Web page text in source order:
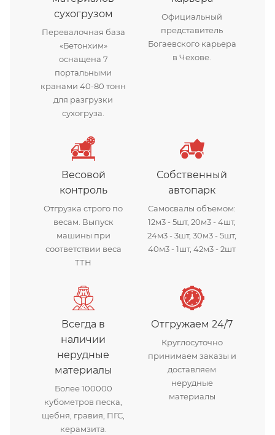
сухогрузом
Перевалочная база
«Бетонхим»
оснащена 7
портальными
кранами 40-80 тонн
для разгрузки
сухогруза.
Официальный
представитель
Богаевского карьера
в Чехове.
Весовой
контроль
Отгрузка строго по
весам. Выпуск
машины при
соответствии веса
ТТН
Собственный
автопарк
Самосвалы объемом:
12м3 - 5шт, 20м3 - 4шт,
24м3 - 3шт, 30м3 - 5шт,
40м3 - 1шт, 42м3 - 2шт
Всегда в
наличии
нерудные
материалы
Более 100000
кубометров песка,
щебня, гравия, ПГС,
керамзита.
Отгружаем 24/7
Круглосуточно
принимаем заказы и
доставляем
нерудные
материалы